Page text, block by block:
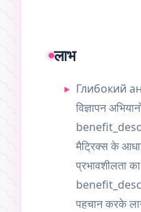
लाभ
Глибокий
विज्ञापन
मैट्रिक्स के
प्रभावशीलता
पहचान करके